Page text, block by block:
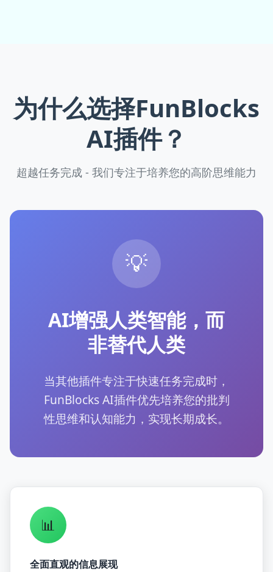
为什么选择FunBlocks
AI插件？
超越任务完成 - 我们专注于培养您的高阶思维能力
💡
AI增强人类智能，而
非替代人类
当其他插件专注于快速任务完成时，
FunBlocks AI插件优先培养您的批判
性思维和认知能力，实现长期成长。
📊
全面直观的信息展现